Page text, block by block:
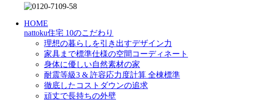
HOME
nattoku住宅 10のこだわり
理想の暮らしを引き出すデザイン力
家具まで標準仕様の空間コーディネート
身体に優しい自然素材の家
耐震等級3 & 許容応力度計算 全棟標準
徹底したコストダウンの追求
頑丈で長持ちの外壁